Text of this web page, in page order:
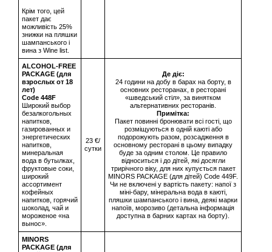
Крім того, цей
пакет дає
можливість 25%
знижки на пляшки
шампанського і
вина з Wine list.
ALCOHOL-FREE
PACKAGE (для
взрослых от 18
лет)
Сode 448F
Широкий выбор
безалкогольных
напитков,
газированных и
энергетических
напитков,
минеральная
вода в бутылках,
фруктовые соки,
широкий
ассортимент
кофейных
напитков, горячий
шоколад, чай и
мороженое «на
вынос».
23 €/
сутки
Де діє:
24 години на добу в барах на борту, в
основних ресторанах, в ресторані
«шведський стіл», за винятком
альтернативних ресторанів.
Примітка:
Пакет повинні бронювати всі гості, що
розміщуються в одній каюті або
подорожують разом, розсадження в
основному ресторані в цьому випадку
буде за одним столом. Це правило
відноситься і до дітей, які досягли
трирічного віку, для них купується пакет
MINORS PACKAGE (для дітей) Code 449F.
Чи не включені у вартість пакету: напої з
міні-бару, мінеральна вода в каюті,
пляшки шампанського і вина, деякі марки
напоїв, морозиво (детальна інформація
доступна в барних картах на борту).
MINORS
PACKAGE (для